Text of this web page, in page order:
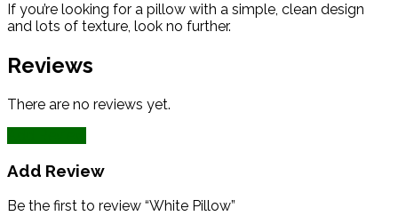
If you’re looking for a pillow with a simple, clean design
and lots of texture, look no further.
Reviews
There are no reviews yet.
Add Review
Be the first to review “White Pillow”